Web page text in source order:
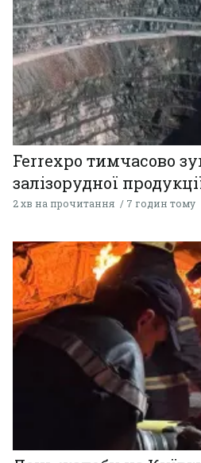
Ferrexpo тимчасово
залізорудної
2 хв на прочитання 7 годин тому